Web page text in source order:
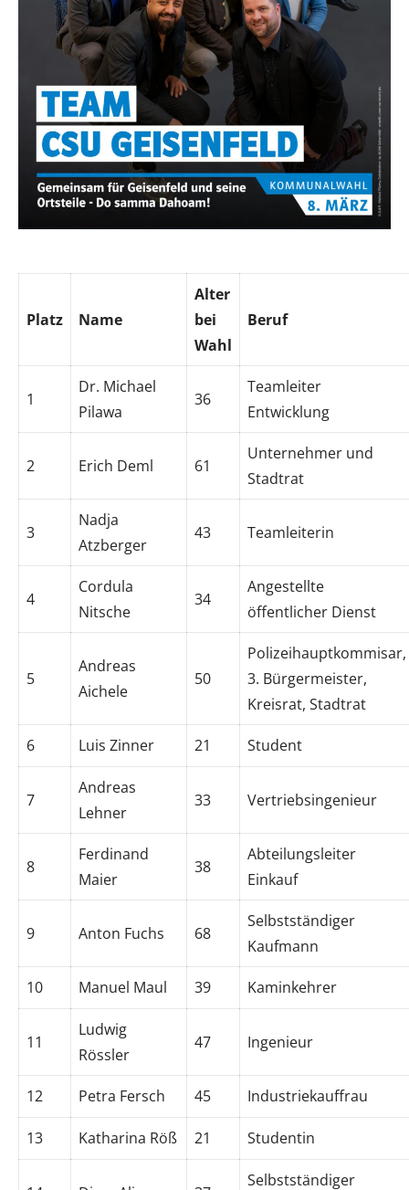
Platz Name
Alter
bei
Wahl
Beruf
1
Dr. Michael
Pilawa
36
Teamleiter
Entwicklung
2 Erich Deml 61
Unternehmer und
Stadtrat
3
Nadja
Atzberger
43 Teamleiterin
4
Cordula
Nitsche
34
Angestellte
öffentlicher Dienst
5
Andreas
Aichele
50
Polizeihauptkommisar,
3. Bürgermeister,
Kreisrat, Stadtrat
6 Luis Zinner 21 Student
7
Andreas
Lehner
33 Vertriebsingenieur
8
Ferdinand
Maier
38
Abteilungsleiter
Einkauf
9 Anton Fuchs 68
Selbstständiger
Kaufmann
10 Manuel Maul 39 Kaminkehrer
11
Ludwig
Rössler
47 Ingenieur
12 Petra Fersch 45 Industriekauffrau
13 Katharina Röß 21 Studentin
Selbstständiger